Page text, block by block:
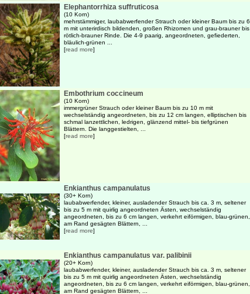
Elephantorrhiza suffruticosa
(10 Korn)
mehrstämmiger, laubabwerfender Strauch oder kleiner Baum bis zu 6
m mit unterirdisch bildenden, großen Rhizomen und grau-brauner bis
rötlich-brauner Rinde. Die 4-9 paarig, angeordneten, gefiederten,
bläulich-grünen ...
[read more]
Embothrium coccineum
(10 Korn)
immergrüner Strauch oder kleiner Baum bis zu 10 m mit
wechselständig angeordneten, bis zu 12 cm langen, elliptischen bis
schmal lanzettlichen, ledrigen, glänzend mittel- bis tiefgrünen
Blättern. Die langgestielten, ...
[read more]
Enkianthus campanulatus
(30+ Korn)
laubabwerfender, kleiner, ausladender Strauch bis ca. 3 m, seltener
bis zu 5 m mit quirlig angeordneten Ästen, wechselständig
angeordneten, bis zu 6 cm langen, verkehrt eiförmigen, blau-grünen,
am Rand gesägten Blättern, ...
[read more]
Enkianthus campanulatus var. palibinii
(20+ Korn)
laubabwerfender, kleiner, ausladender Strauch bis ca. 3 m, seltener
bis zu 5 m mit quirlig angeordneten Ästen, wechselständig
angeordneten, bis zu 6 cm langen, verkehrt eiförmigen, blau-grünen,
am Rand gesägten Blättern, ...